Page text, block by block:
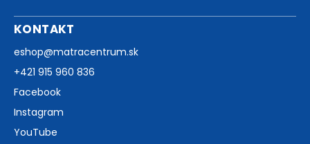
KONTAKT
eshop@matracentrum.sk
+421 915 960 836
Facebook
Instagram
YouTube